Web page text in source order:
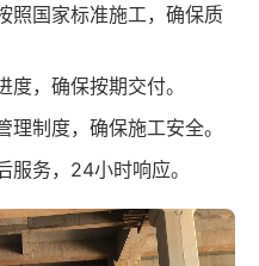
照国家标准施工，确保质
度，确保按期交付。
理制度，确保施工安全。
服务，24小时响应。